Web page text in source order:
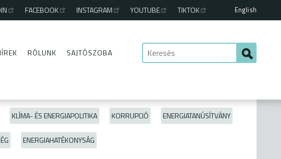
English
RÓLUNK SAJTÓSZOBA
FACEBOOK INSTAGRAM YOUTUBE TIKTOK
KLÍMA- ÉS ENERGIAPOLITIKA KORRUPCIÓ ENERGIATANÚSÍTVÁNY
ENERGIAHATÉKONYSÁG